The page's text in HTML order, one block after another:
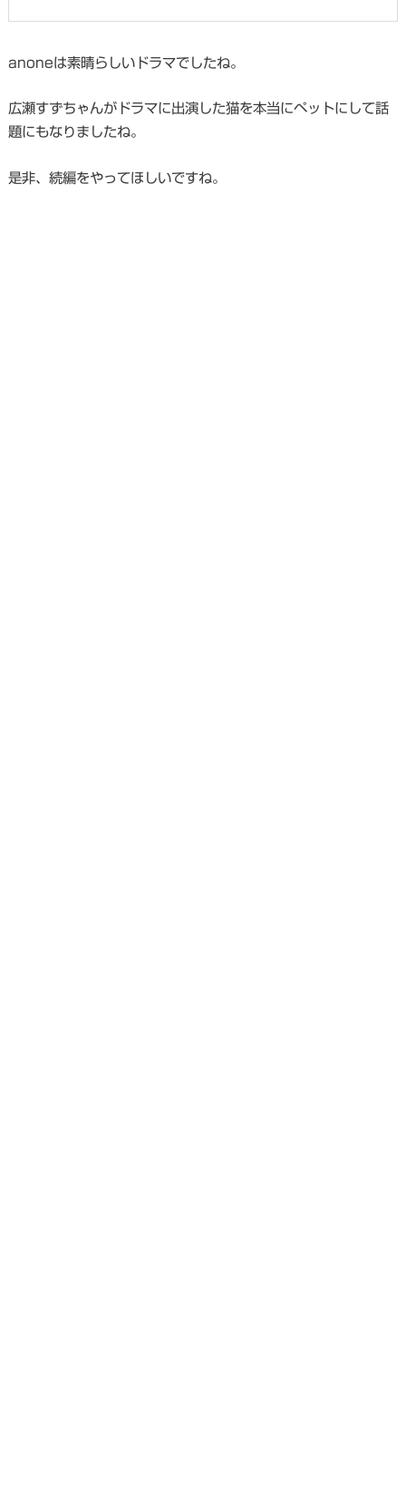
anoneは素晴らしいドラマでしたね。
広瀬すずちゃんがドラマに出演した猫を本当にペットにして話
題にもなりましたね。
是非、続編をやってほしいですね。